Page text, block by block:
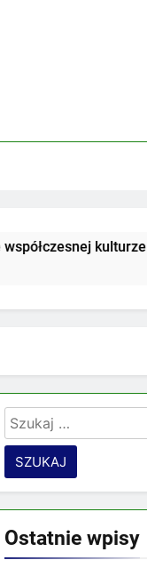
kulturze pop
Szukaj:
Ostatnie wpisy